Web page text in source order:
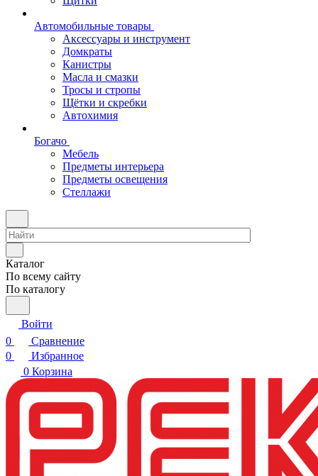
Автомобильные товары
Аксессуары и инструмент
Домкраты
Канистры
Масла и смазки
Тросы и стропы
Щётки и скребки
Автохимия
Богачо
Мебель
Предметы интерьера
Предметы освещения
Стеллажи
Каталог
По всему сайту
По каталогу
Войти
0
Сравнение
0
Избранное
0 Корзина